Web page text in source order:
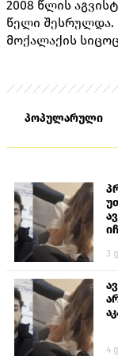
2008 წლის
წელი შესრულდა.
მოქალაქის
მშვიდობიანი
პოპულარული
3
4